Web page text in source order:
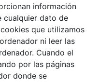
información
cualquier dato de
que utilizamos
ni leer las
Cuando el
por las páginas
donde se